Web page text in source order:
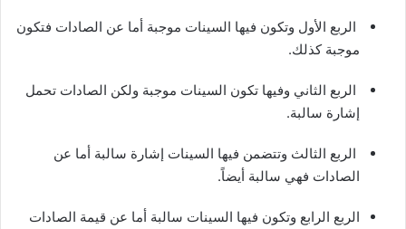
الربع الأول وتكون فيها السينات موجبة أما عن الصادات فتكون
موجبة كذلك.
الربع الثاني وفيها تكون السينات موجبة ولكن الصادات تحمل
إشارة سالبة.
الربع الثالث وتتضمن فيها السينات إشارة سالبة أما عن
الصادات فهي سالبة أيضاً.
الربع الرابع وتكون فيها السينات سالبة أما عن قيمة الصادات